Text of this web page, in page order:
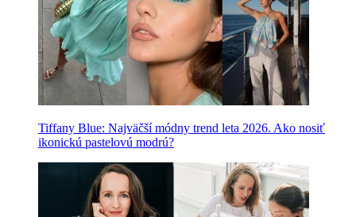
Tiffany Blue: Najväčší módny trend leta 2026. Ako nosiť
ikonickú pastelovú modrú?